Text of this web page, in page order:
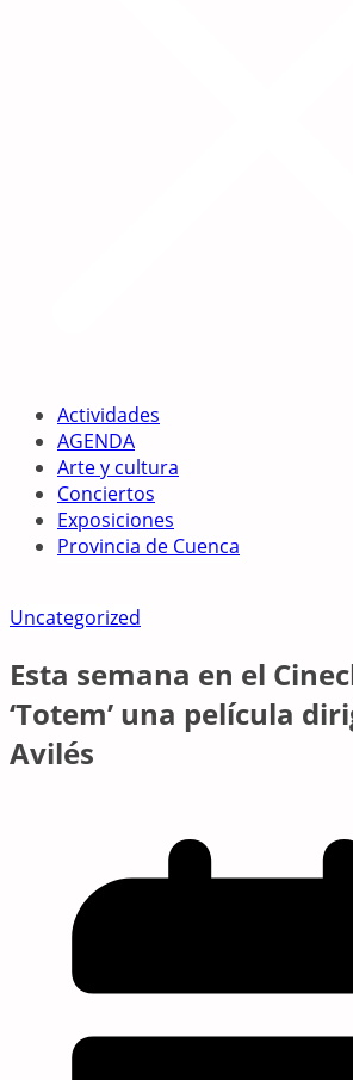
Actividades
AGENDA
Arte y cultura
Conciertos
Exposiciones
Provincia de Cuenca
Uncategorized
Esta semana en el
‘Totem’ una película
Avilés